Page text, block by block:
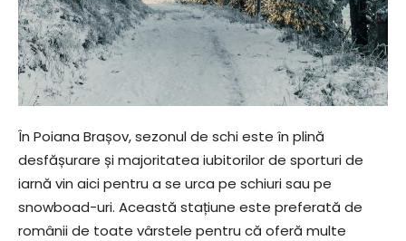
În Poiana Brașov, sezonul de schi este în plină
desfășurare și majoritatea iubitorilor de sporturi de
iarnă vin aici pentru a se urca pe schiuri sau pe
snowboad-uri. Această stațiune este preferată de
românii de toate vârstele pentru că oferă multe